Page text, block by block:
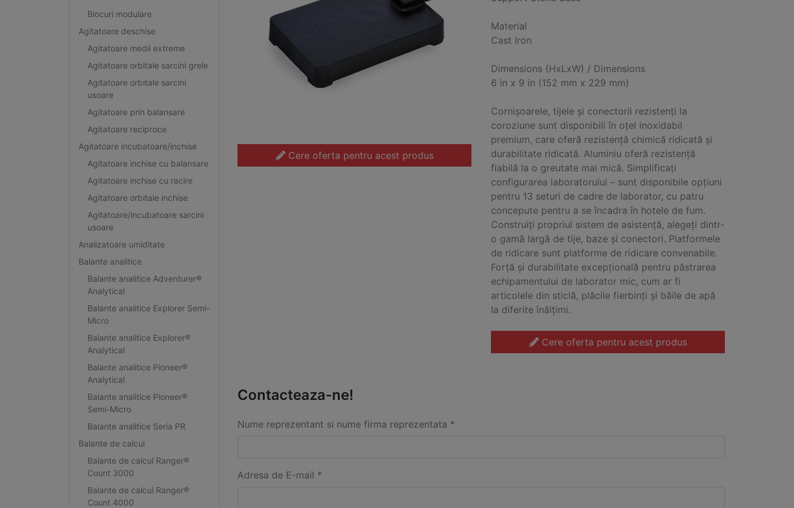
Blocuri modulare
Agitatoare deschise
Agitatoare medii extreme
Agitatoare orbitale sarcini grele
Agitatoare orbitale sarcini
usoare
Agitatoare prin balansare
Agitatoare reciproce
Agitatoare incubatoare/inchise
Agitatoare inchise cu balansare
Agitatoare inchise cu racire
Agitatoare orbitale inchise
Agitatoare/incubatoare sarcini
usoare
Analizatoare umiditate
Balante analitice
Balante analitice Adventurer®
Analytical
Balante analitice Explorer Semi-
Micro
Balante analitice Explorer®
Analytical
Balante analitice Pioneer®
Analytical
Balante analitice Pioneer®
Semi-Micro
Balante analitice Seria PR
Balante de calcul
Balante de calcul Ranger®
Count 3000
Balante de calcul Ranger®
Count 4000
Cere oferta pentru acest produs
Material
Cast Iron
Dimensions (HxLxW) / Dimensions
6 in x 9 in (152 mm x 229 mm)
Cornișoarele, tijele și conectorii rezistenți la
coroziune sunt disponibili în oțel inoxidabil
premium, care oferă rezistență chimică ridicată și
durabilitate ridicată. Aluminiu oferă rezistență
fiabilă la o greutate mai mică. Simplificați
configurarea laboratorului – sunt disponibile opțiuni
pentru 13 seturi de cadre de laborator, cu patru
concepute pentru a se încadra în hotele de fum.
Construiți propriul sistem de asistență, alegeți dintr-
o gamă largă de tije, baze și conectori. Platformele
de ridicare sunt platforme de ridicare convenabile.
Forță și durabilitate excepțională pentru păstrarea
echipamentului de laborator mic, cum ar fi
articolele din sticlă, plăcile fierbinți și băile de apă
la diferite înălțimi.
Cere oferta pentru acest produs
Contacteaza-ne!
Nume reprezentant si nume firma reprezentata *
Adresa de E-mail *